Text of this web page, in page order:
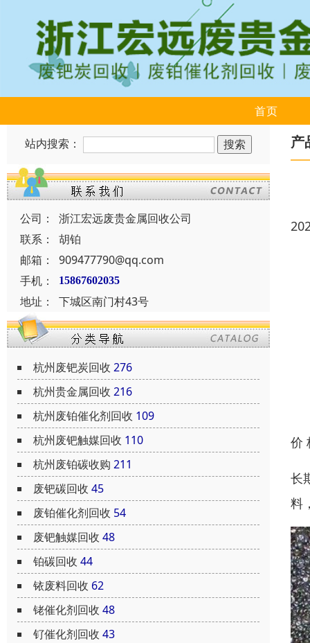
首页
站内搜索：
公司：
浙江宏远废贵金属回收公司
联系：
胡铂
邮箱：
909477790@qq.com
手机：
15867602035
地址： 下城区南门村43号
杭州废钯炭回收 276
杭州贵金属回收 216
杭州废铂催化剂回收 109
杭州废钯触媒回收 110
杭州废铂碳收购 211
废钯碳回收 45
废铂催化剂回收 54
废钯触媒回收 48
铂碳回收 44
铱废料回收 62
铑催化剂回收 48
钌催化剂回收 43
产
价
长
料